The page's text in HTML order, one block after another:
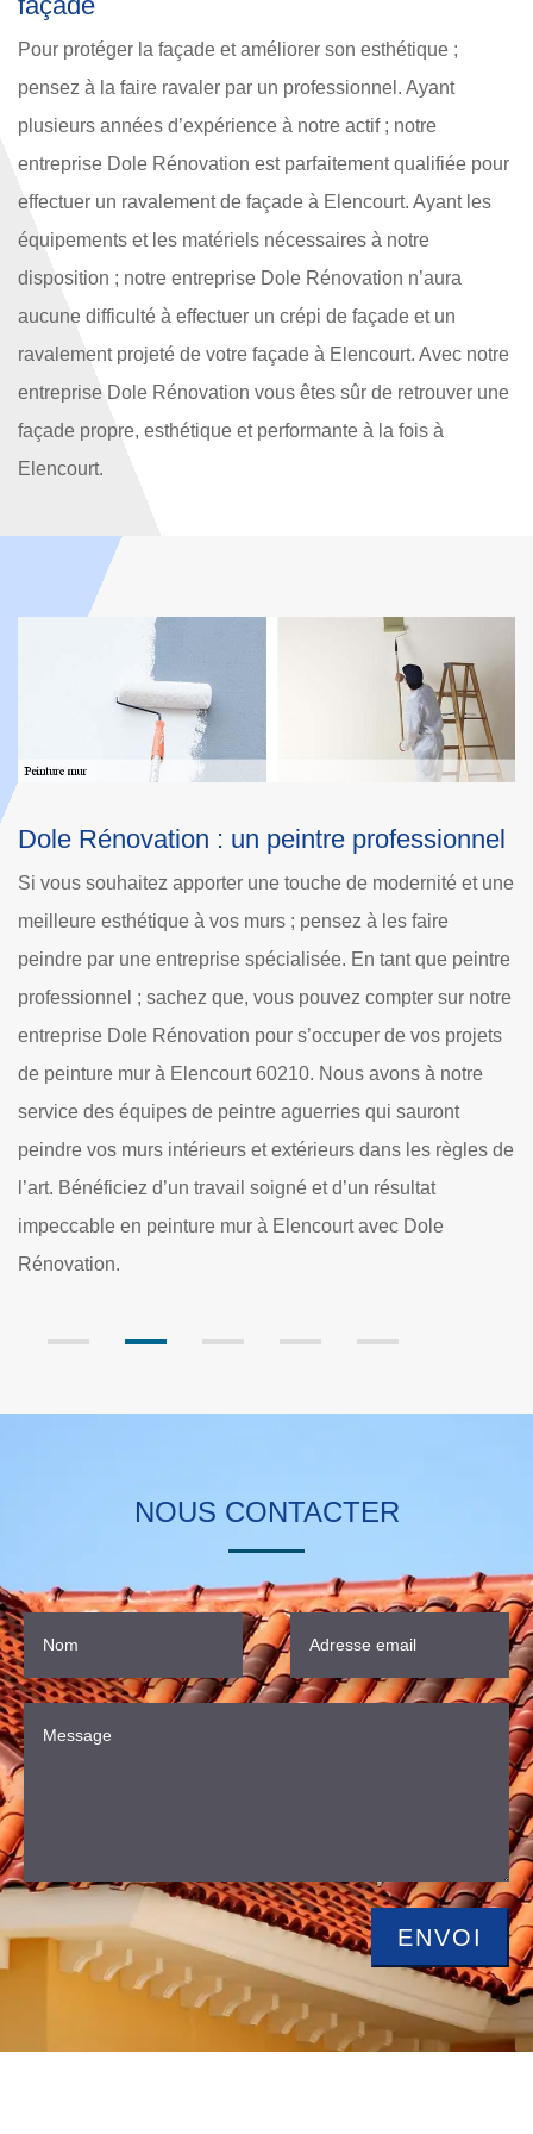
Pour protéger la façade et améliorer son esthétique ;
pensez à la faire ravaler par un professionnel. Ayant
plusieurs années d’expérience à notre actif ; notre
entreprise Dole Rénovation est parfaitement qualifiée pour
effectuer un ravalement de façade à Elencourt. Ayant les
équipements et les matériels nécessaires à notre
disposition ; notre entreprise Dole Rénovation n’aura
aucune difficulté à effectuer un crépi de façade et un
ravalement projeté de votre façade à Elencourt. Avec notre
entreprise Dole Rénovation vous êtes sûr de retrouver une
façade propre, esthétique et performante à la fois à
Elencourt.
: un peintre professionnel
une touche de modernité et une
à vos murs ; pensez à les faire
spécialisée. En tant que peintre
que, vous pouvez compter sur notre
pour s’occuper de vos projets
60210. Nous avons à notre
de peintre aguerries qui sauront
et extérieurs dans les règles de
travail soigné et d’un résultat
mur à Elencourt avec Dole
Peinture mur
Rénovation
Pour vous qui êtes à
pouvez vous fier à
peindre vos murs.
genre d’intervention
considérable. Et pour
habitants à Elencourt
Rénovation propose
extérieurs à un tarif
souhaitez bénéficier
NOUS CONTACTER